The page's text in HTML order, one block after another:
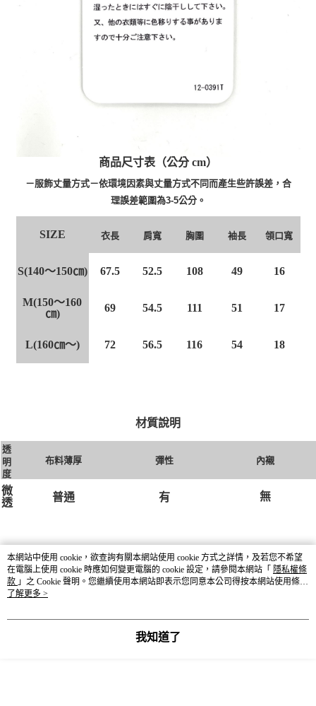
商品尺寸表（公分 cm）
－服飾丈量方式－依環境因素與丈量方式不同而產生些許誤差，合
理誤差範圍為3-5公分。
SIZE 衣長 肩寬 胸圍 袖長 領口寬
S(140～150㎝) 67.5 52.5 108 49 16
M(150～160
㎝)
69 54.5 111 51 17
L(160㎝～) 72 56.5 116 54 18
材質說明
透
明
度
布料薄厚 彈性 內襯
微
透
普通 有 無
DETAIL
貨號
本網站中使用 cookie，欲查詢有關本網站使用 cookie 方式之詳情，及若您不希望
在電腦上使用 cookie 時應如何變更電腦的 cookie 設定，請參閱本網站「 隱私權條
款 」之 Cookie 聲明。您繼續使用本網站即表示您同意本公司得按本網站使用條款
之 Cookie 聲明使用 cookie。
了解更多 >
我知道了